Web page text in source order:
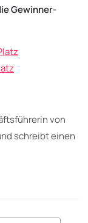
Gewinner-
von
schreibt einen